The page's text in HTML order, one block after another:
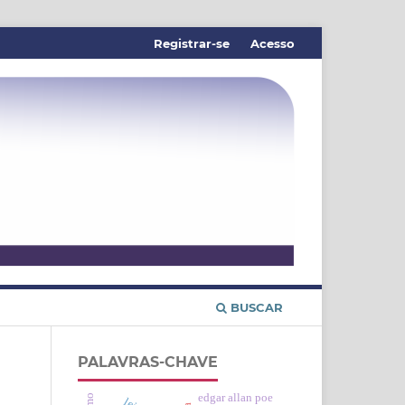
BUSCAR
Registrar-se Acesso
PALAVRAS-CHAVE
edgar allan poe